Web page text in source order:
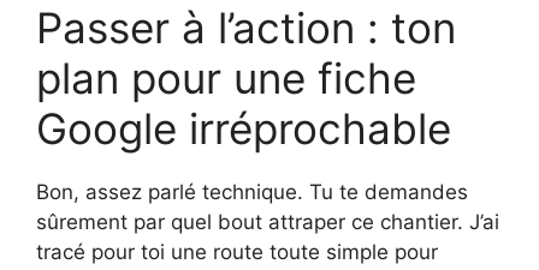
Passer à l’action : ton
plan pour une fiche
Google irréprochable
Bon, assez parlé technique. Tu te demandes
sûrement par quel bout attraper ce chantier. J’ai
tracé pour toi une route toute simple pour